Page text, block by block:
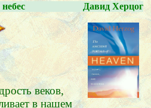
Давид Херцог
веков,
в нашем